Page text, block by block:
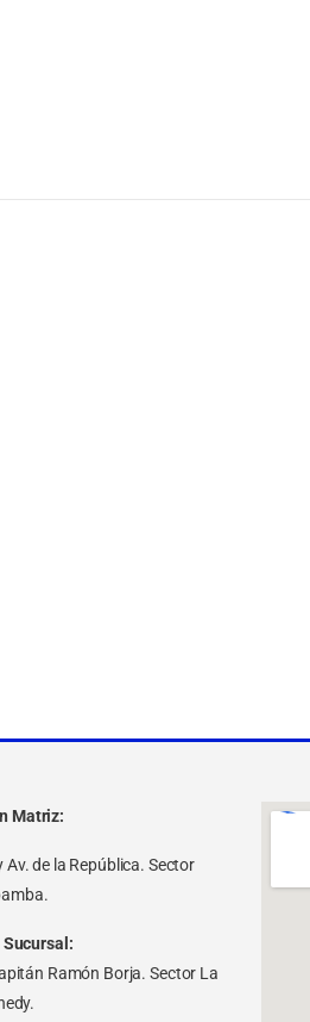
Matriz:
Av. de la República. Sector
Ramón Borja. Sector La